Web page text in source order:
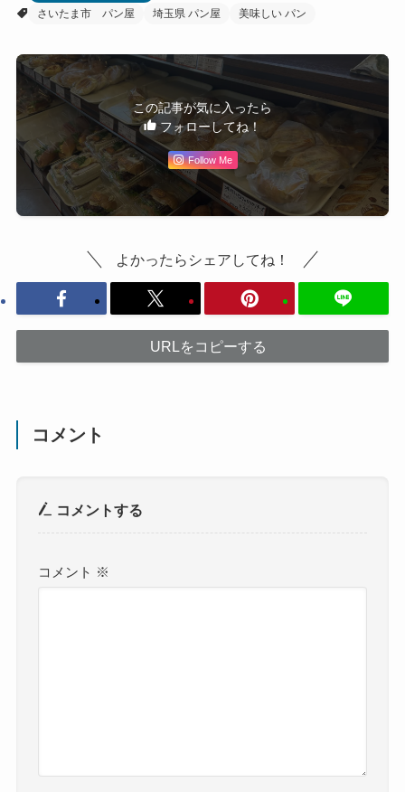
さいたま市 パン屋
埼玉県 パン屋 美味しい パン
この記事が気に入ったら
フォローしてね！
Follow Me
よかったらシェアしてね！
URLをコピーする
コメント
コメントする
コメント ※